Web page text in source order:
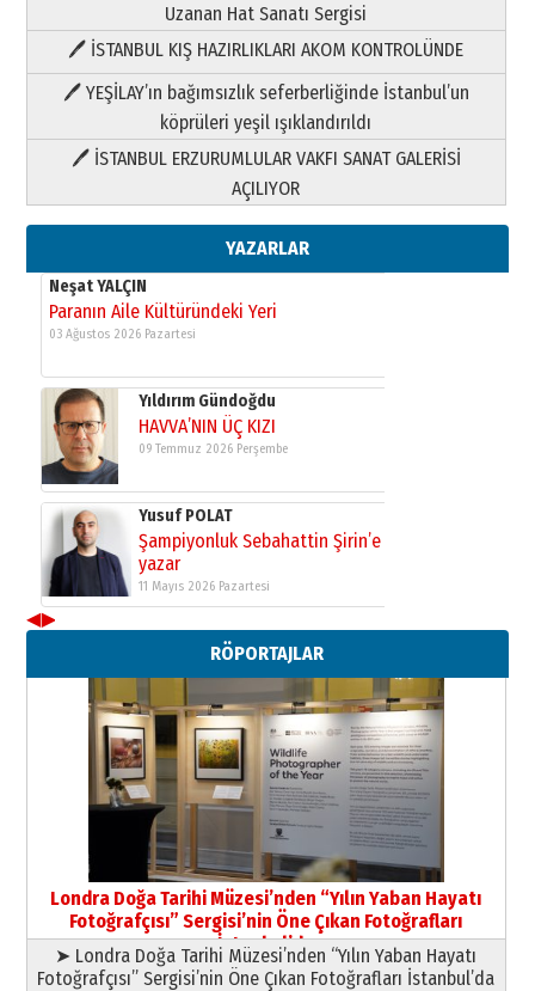
Uzanan Hat Sanatı Sergisi
🖊 İSTANBUL KIŞ HAZIRLIKLARI AKOM KONTROLÜNDE
🖊 YEŞİLAY’ın bağımsızlık seferberliğinde İstanbul’un
köprüleri yeşil ışıklandırıldı
🖊 İSTANBUL ERZURUMLULAR VAKFI SANAT GALERİSİ
AÇILIYOR
YAZARLAR
Yıldırım Gündoğdu
HAVVA’NIN ÜÇ KIZI
09 Temmuz 2026 Perşembe
Yusuf POLAT
Şampiyonluk Sebahattin Şirin’e
11 Mayıs 2026 Pazartesi
Neşat YALÇIN
Paranın Aile Kültüründeki Yeri
03 Ağustos 2026 Pazartesi
Yıldırım Gündoğdu
HAVVA’NIN ÜÇ KIZI
09 Temmuz 2026 Perşembe
Yusuf POLAT
Şampiyonluk Sebahattin Şirin’e
yazar
11 Mayıs 2026 Pazartesi
Neşat YALÇIN
Paranın Aile Kültüründeki Yeri
03 Ağustos 2026 Pazartesi
Yıldırım Gündoğdu
HAVVA’NIN ÜÇ KIZI
09 Temmuz 2026 Perşembe
Yusuf POLAT
Şampiyonluk Sebahattin Şirin’e
yazar
11 Mayıs 2026 Pazartesi
◀▶
RÖPORTAJLAR
Londra Doğa Tarihi Müzesi’nden “Yılın Yaban Hayatı
Fotoğrafçısı” Sergisi’nin Öne Çıkan Fotoğrafları
İstanbul’da
➤ Londra Doğa Tarihi Müzesi’nden “Yılın Yaban Hayatı
Fotoğrafçısı” Sergisi’nin Öne Çıkan Fotoğrafları İstanbul’da